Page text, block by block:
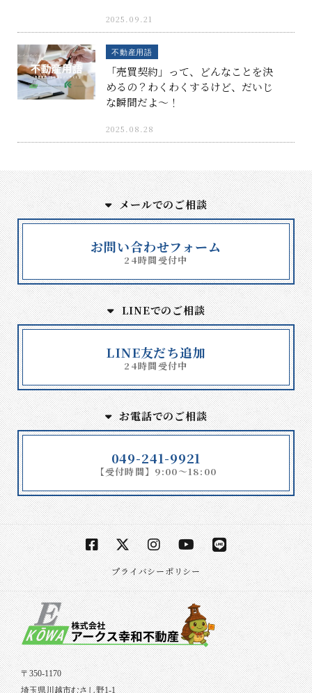
2025.09.21
不動産用語
「売買契約」って、どんなことを決
めるの？わくわくするけど、だいじ
な瞬間だよ〜！
2025.08.28
メールでのご相談
お問い合わせフォーム
24時間受付中
LINEでのご相談
LINE友だち追加
24時間受付中
お電話でのご相談
049-241-9921
【受付時間】9:00～18:00
プライバシーポリシー
〒350-1170
埼玉県川越市むさし野1-1